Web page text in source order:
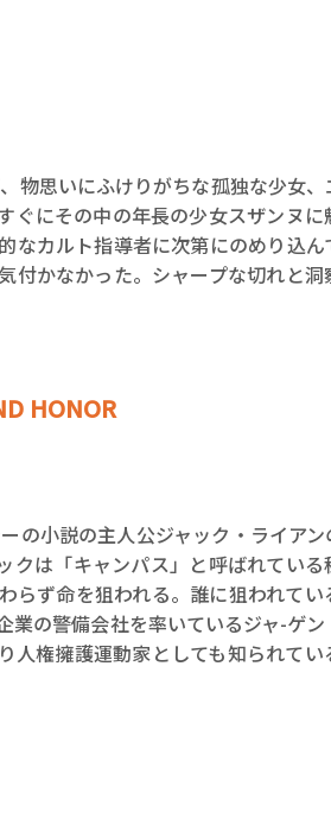
物思いにふけりがちな孤独な少女
ぐにその中の年長の少女スザンヌ
なカルト指導者に次第にのめり込
付かなかった。シャープな切れと洞
HONOR
の小説の主人公ジャック・ライア
クは「キャンパス」と呼ばれてい
らず命を狙われる。誰に狙われて
業の警備会社を率いているジャ-ゲ
人権擁護運動家としても知られて